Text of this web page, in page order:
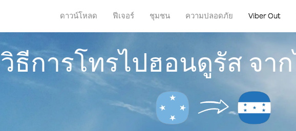
ดาวน์โหลด ฟีเจอร์ ชุมชน ความปลอดภัย Viber Out
วิธีการโทรไปฮอนดูรัส จา